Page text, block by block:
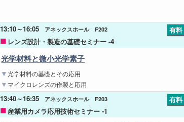
有料
13:10～16:05 アネックスホール F202
レンズ設計・製造の基礎セミナー -4
光学材料と微小光学素子
光学材料の基礎とその応用
マイクロレンズの作製と応用
有料
13:40～16:35 アネックスホール F203
産業用カメラ応用技術セミナー -1